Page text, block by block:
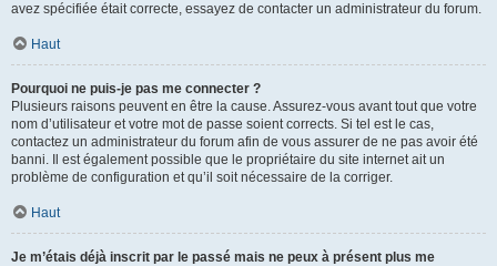
avez spécifiée était correcte, essayez de contacter un administrateur du forum.
Haut
Pourquoi ne puis-je pas me connecter ?
Plusieurs raisons peuvent en être la cause. Assurez-vous avant tout que votre
nom d’utilisateur et votre mot de passe soient corrects. Si tel est le cas,
contactez un administrateur du forum afin de vous assurer de ne pas avoir été
banni. Il est également possible que le propriétaire du site internet ait un
problème de configuration et qu’il soit nécessaire de la corriger.
Haut
Je m’étais déjà inscrit par le passé mais ne peux à présent plus me